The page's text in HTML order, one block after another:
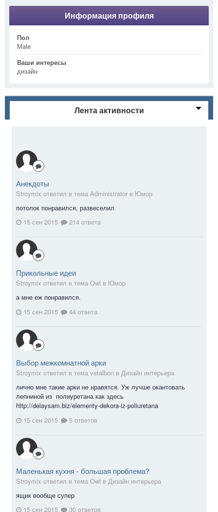
Информация профиля
Пол
Male
Ваши интересы
дизайн
Лента активности
Анекдоты
Stroymix ответил в тема Administrator в Юмор
потолок понравился, развеселил
15 сен 2015
214 ответа
Прикольные идеи
Stroymix ответил в тема Owl в Юмор
а мне еж понравился.
15 сен 2015
44 ответа
Выбор межкомнатной арки
Stroymix ответил в тема vetalbon в Дизайн интерьера
лично мне такие арки не нравятся. Уж лучше окантовать
лепниной из полиуретана как здесь
http://delaysam.biz/elementy-dekora-iz-poliuretana
15 сен 2015
5 ответов
Маленькая кухня - большая проблема?
Stroymix ответил в тема Owl в Дизайн интерьера
ящик вообще супер
15 сен 2015
30 ответов